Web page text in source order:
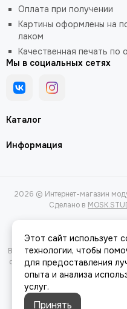
Каталог
Информация
Оплата при получении
Картины оформлены на
лаком
Качественная печать
Мы в социальных сетях
2026 © Интернет-магазин
Сделано в
Вся представленная на сайте
стоимости товаров и услуг,
каких условиях не является
положениями Статьи
Этот сайт использует
технологии, чтобы
для предоставления
опыта и анализа
услуг.
Принять